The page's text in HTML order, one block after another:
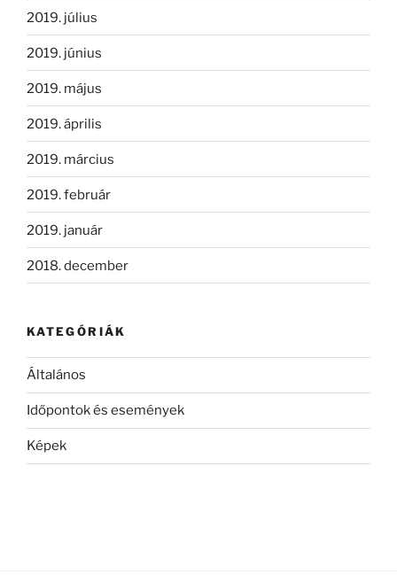
2019. július
2019. június
2019. május
2019. április
2019. március
2019. február
2019. január
2018. december
KATEGÓRIÁK
Általános
Időpontok és események
Képek